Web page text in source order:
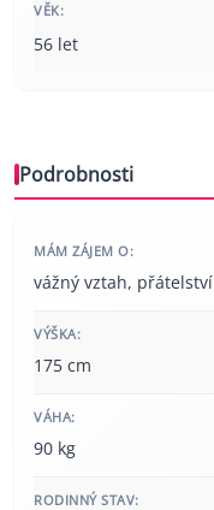
VĚK:
56 let
Podrobnosti
MÁM ZÁJEM O:
vážný vztah, přátelství
VÝŠKA:
175 cm
VÁHA:
90 kg
RODINNÝ STAV: